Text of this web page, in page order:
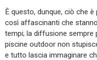
È questo, dunque, ciò che
così affascinanti che
tempi; la diffusione sempre
piscine outdoor non
e tutto lascia immaginare